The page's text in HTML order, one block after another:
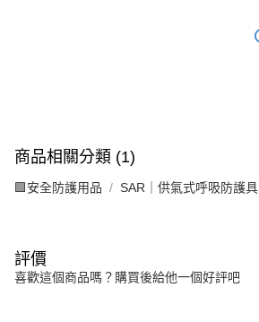
商品相關分類 (1)
🟩安全防護用品 SAR｜供氣式呼吸防護具
評價
喜歡這個商品嗎？購買後給他一個好評吧